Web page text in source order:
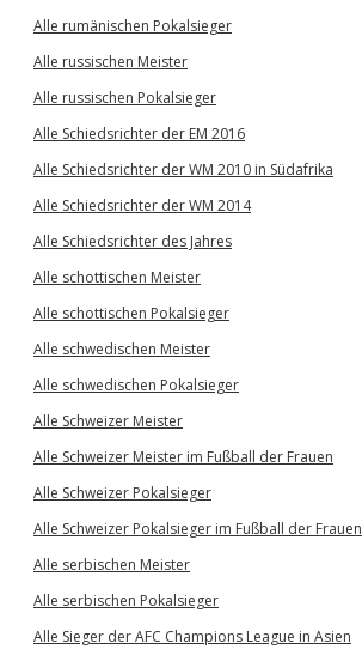
Alle rumänischen Pokalsieger
Alle russischen Meister
Alle russischen Pokalsieger
Alle Schiedsrichter der EM 2016
Alle Schiedsrichter der WM 2010 in Südafrika
Alle Schiedsrichter der WM 2014
Alle Schiedsrichter des Jahres
Alle schottischen Meister
Alle schottischen Pokalsieger
Alle schwedischen Meister
Alle schwedischen Pokalsieger
Alle Schweizer Meister
Alle Schweizer Meister im Fußball der Frauen
Alle Schweizer Pokalsieger
Alle Schweizer Pokalsieger im Fußball der Frauen
Alle serbischen Meister
Alle serbischen Pokalsieger
Alle Sieger der AFC Champions League in Asien